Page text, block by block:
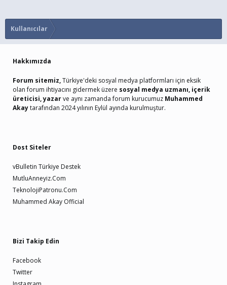
Kullanıcılar
Hakkımızda
Forum sitemiz,Türkiye'deki sosyal medya platformları için eksik
olan forum ihtiyacını gidermek üzere sosyal medya uzmanı, içerik
üreticisi, yazarve aynı zamanda forum kurucumuz Muhammed
Akaytarafından 2024 yılının Eylül ayında kurulmuştur.
Dost Siteler
vBulletin Türkiye Destek
MutluAnneyiz.Com
TeknolojiPatronu.Com
Muhammed Akay Official
Bizi Takip Edin
Facebook
Twitter